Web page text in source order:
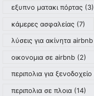
εξυπνο ματακι πόρτας (3)
κάμερες ασφαλείας (7)
λύσεις για ακίνητα airbnb
οικονομια σε airbnb (2)
περιπολια για ξενοδοχείο
περιπολια σε πλοια (14)